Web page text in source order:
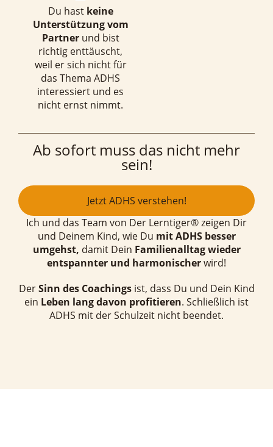
Du hast keine
Unterstützung vom
Partner und bist
richtig enttäuscht,
weil er sich nicht für
das Thema ADHS
interessiert und es
nicht ernst nimmt.
Ab sofort muss das nicht mehr
sein!
Jetzt ADHS verstehen!
Ich und das Team von Der Lerntiger® zeigen Dir
und Deinem Kind, wie Du mit ADHS besser
umgehst, damit Dein Familienalltag wieder
entspannter und harmonischerwird!
DerSinn des Coachingsist, dass Du und Dein Kind
ein Leben lang davon profitieren. Schließlich ist
ADHS mit der Schulzeit nicht beendet.